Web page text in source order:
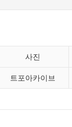
사진
트포아카이브